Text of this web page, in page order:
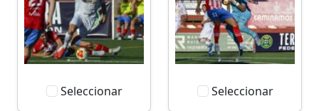
Seleccionar Seleccionar